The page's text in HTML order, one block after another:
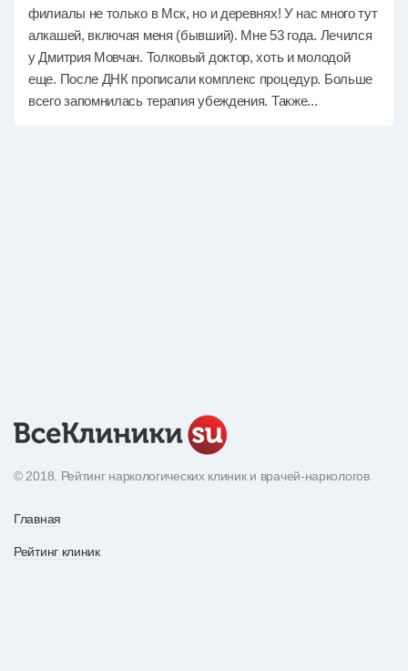
филиалы не только в Мск, но и деревнях! У нас много тут
алкашей, включая меня (бывший). Мне 53 года. Лечился
у Дмитрия Мовчан. Толковый доктор, хоть и молодой
еще. После ДНК прописали комплекс процедур. Больше
всего запомнилась терапия убеждения. Также...
© 2018. Рейтинг наркологических клиник и врачей-наркологов
Главная
Рейтинг клиник